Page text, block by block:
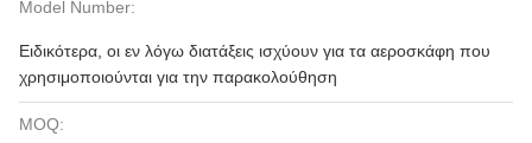
Model Number:
Ειδικότερα, οι εν λόγω διατάξεις ισχύουν για τα αεροσκάφη που
χρησιμοποιούνται για την παρακολούθηση
MOQ: